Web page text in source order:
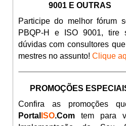
9001 E OUTRAS
Participe do melhor fórum
PBQP-H e ISO 9001, tire
dúvidas com consultores
mestres no assunto! Clique
PROMOÇÕES
Confira as promoções
PortalISO.Comtem para